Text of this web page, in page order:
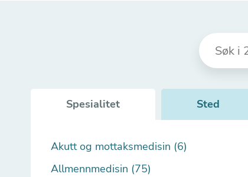
Spesialitet Sted
Akutt og mottaksmedisin (6)
Allmennmedisin (75)